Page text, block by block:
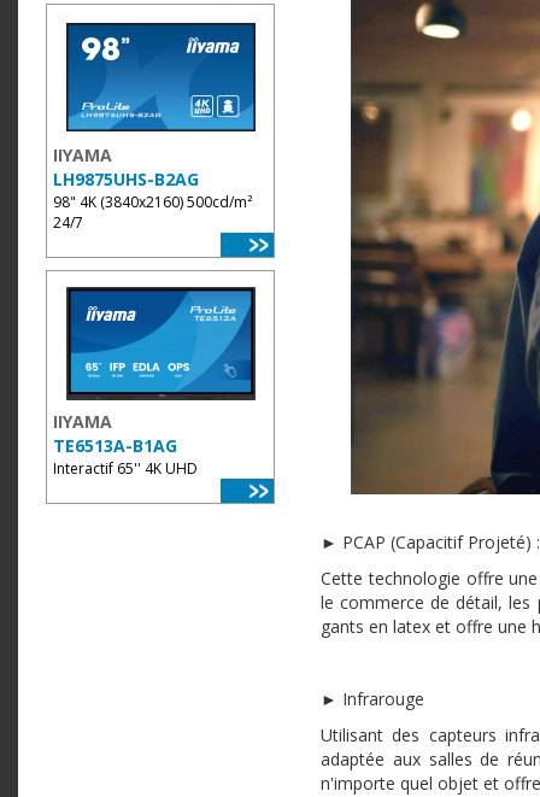
IIYAMA
LH9875UHS-B2AG
98" 4K (3840x2160) 500cd/m²
24/7
IIYAMA
TE6513A-B1AG
Interactif 65'' 4K UHD
► PCAP (Capacitif Projeté) :
Cette technologie offre
le commerce de détail,
gants en latex et offre une
► Infrarouge
Utilisant des capteurs
adaptée aux salles de
n'importe quel objet et